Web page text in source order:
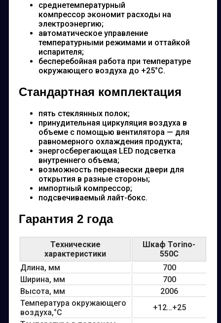
среднетемпературный
компрессор экономит расходы на
электроэнергию;
автоматическое управление
температурными режимами и оттайкой
испарителя;
бесперебойная работа при температуре
окружающего воздуха до +25°С.
Стандартная комплектация
пять стеклянных полок;
принудительная циркуляция воздуха в
объеме с помощью вентилятора — для
равномерного охлаждения продукта;
энергосберегающая LED подсветка
внутреннего объема;
возможность перенавески двери для
открытия в разные стороны;
импортный компрессор;
подсвечиваемый лайт-бокс.
Гарантия 2 года
Технические
характеристики
Шкаф Torino-
550C
Длина, мм
700
Ширина, мм
700
Высота, мм
2006
Температура окружающего
воздуха,°С
+12…+25